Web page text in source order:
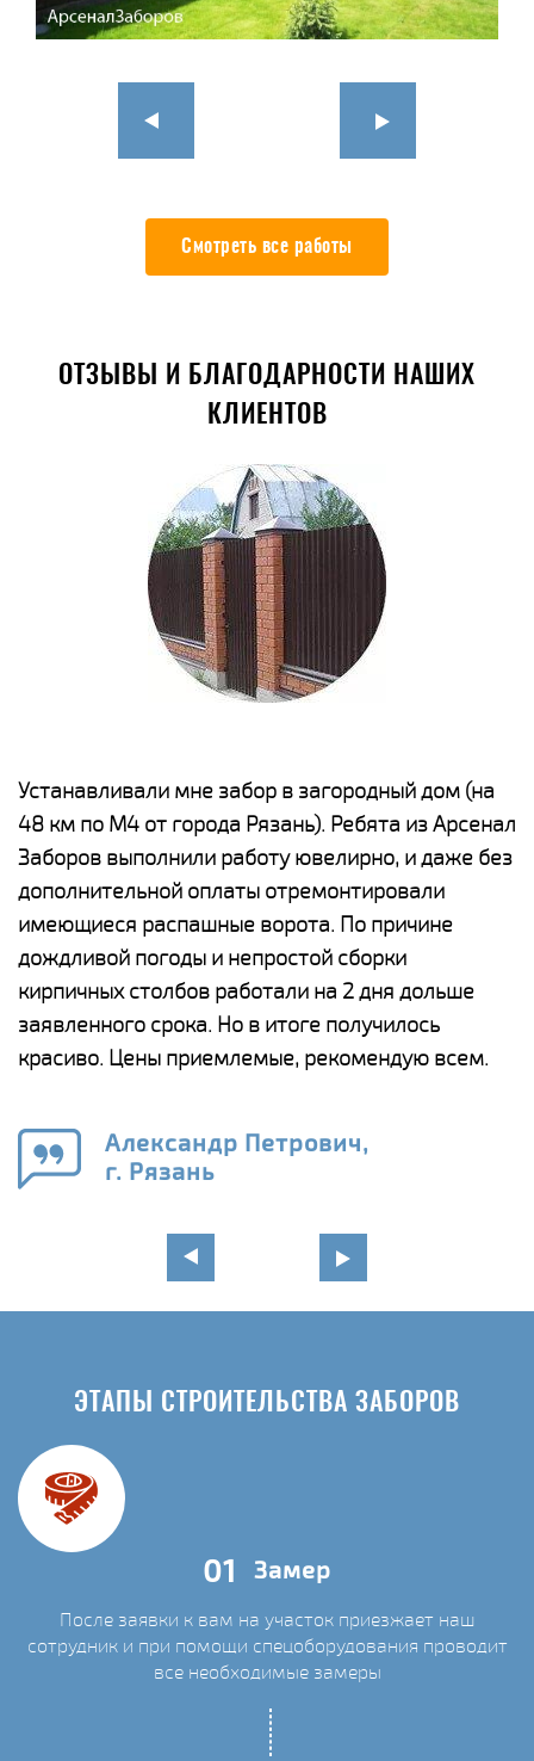
Смотреть все работы
ОТЗЫВЫ И БЛАГОДАРНОСТИ НАШИХ
КЛИЕНТОВ
Устанавливали мне забор в загородный дом (на
48 км по М4 от города Рязань). Ребята из Арсенал
Заборов выполнили работу ювелирно, и даже без
дополнительной оплаты отремонтировали
имеющиеся распашные ворота. По причине
дождливой погоды и непростой сборки
кирпичных столбов работали на 2 дня дольше
заявленного срока. Но в итоге получилось
красиво. Цены приемлемые, рекомендую всем.
Александр Петрович,
г. Рязань
ЭТАПЫ СТРОИТЕЛЬСТВА ЗАБОРОВ
01 Замер
После заявки к вам на участок приезжает наш
сотрудник и при помощи спецоборудования проводит
все необходимые замеры